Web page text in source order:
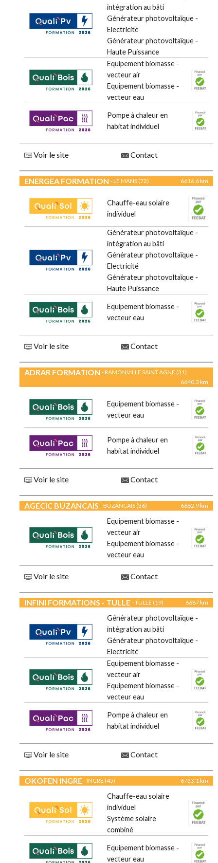
intégration au bâti
Générateur photovoltaïque -
Electricité
Générateur photovoltaïque -
Haute Puissance
Equipement biomasse -
vecteur air
Equipement biomasse -
vecteur eau
Pompe à chaleur en
habitat individuel
Voir le site Contact
ENERGEA FORMATION - LE MANS (72) 6616.6 km
Chauffe-eau solaire
individuel
Générateur photovoltaïque -
intégration au bâti
Générateur photovoltaïque -
Electricité
Générateur photovoltaïque -
Haute Puissance
Equipement biomasse -
vecteur eau
Voir le site Contact
ADRAR FORMATION - RAMONVILLE SAINT AGNE (31)
6640.3 km
Equipement biomasse -
vecteur eau
Pompe à chaleur en
habitat individuel
Voir le site Contact
AGECIC BUZANCAIS - BUZANCAIS (36) 6682.9 km
Equipement biomasse -
vecteur air
Equipement biomasse -
vecteur eau
Voir le site Contact
INFINI FORMATIONS - TULLE - TULLE (19) 6687 km
Générateur photovoltaïque -
intégration au bâti
Générateur photovoltaïque -
Electricité
Equipement biomasse -
vecteur air
Equipement biomasse -
vecteur eau
Pompe à chaleur en
habitat individuel
Voir le site Contact
OKOFEN INGRE - INGRE (45) 6733.1 km
Chauffe-eau solaire
individuel
Système solaire
combiné
Equipement biomasse -
vecteur eau